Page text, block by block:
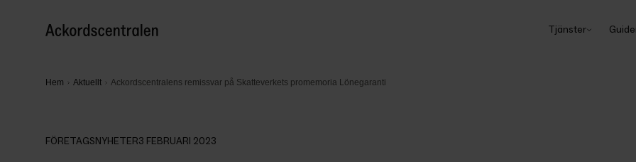
Tjänster
Hem Aktuellt Ackordscentralens remissvar på Skatteverkets promemoria Lönegaranti
FÖRETAGSNYHETER3 FEBRUARI 2023